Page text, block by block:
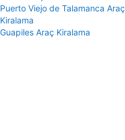
Puerto Viejo de Talamanca Araç
Kiralama
Guapiles Araç Kiralama